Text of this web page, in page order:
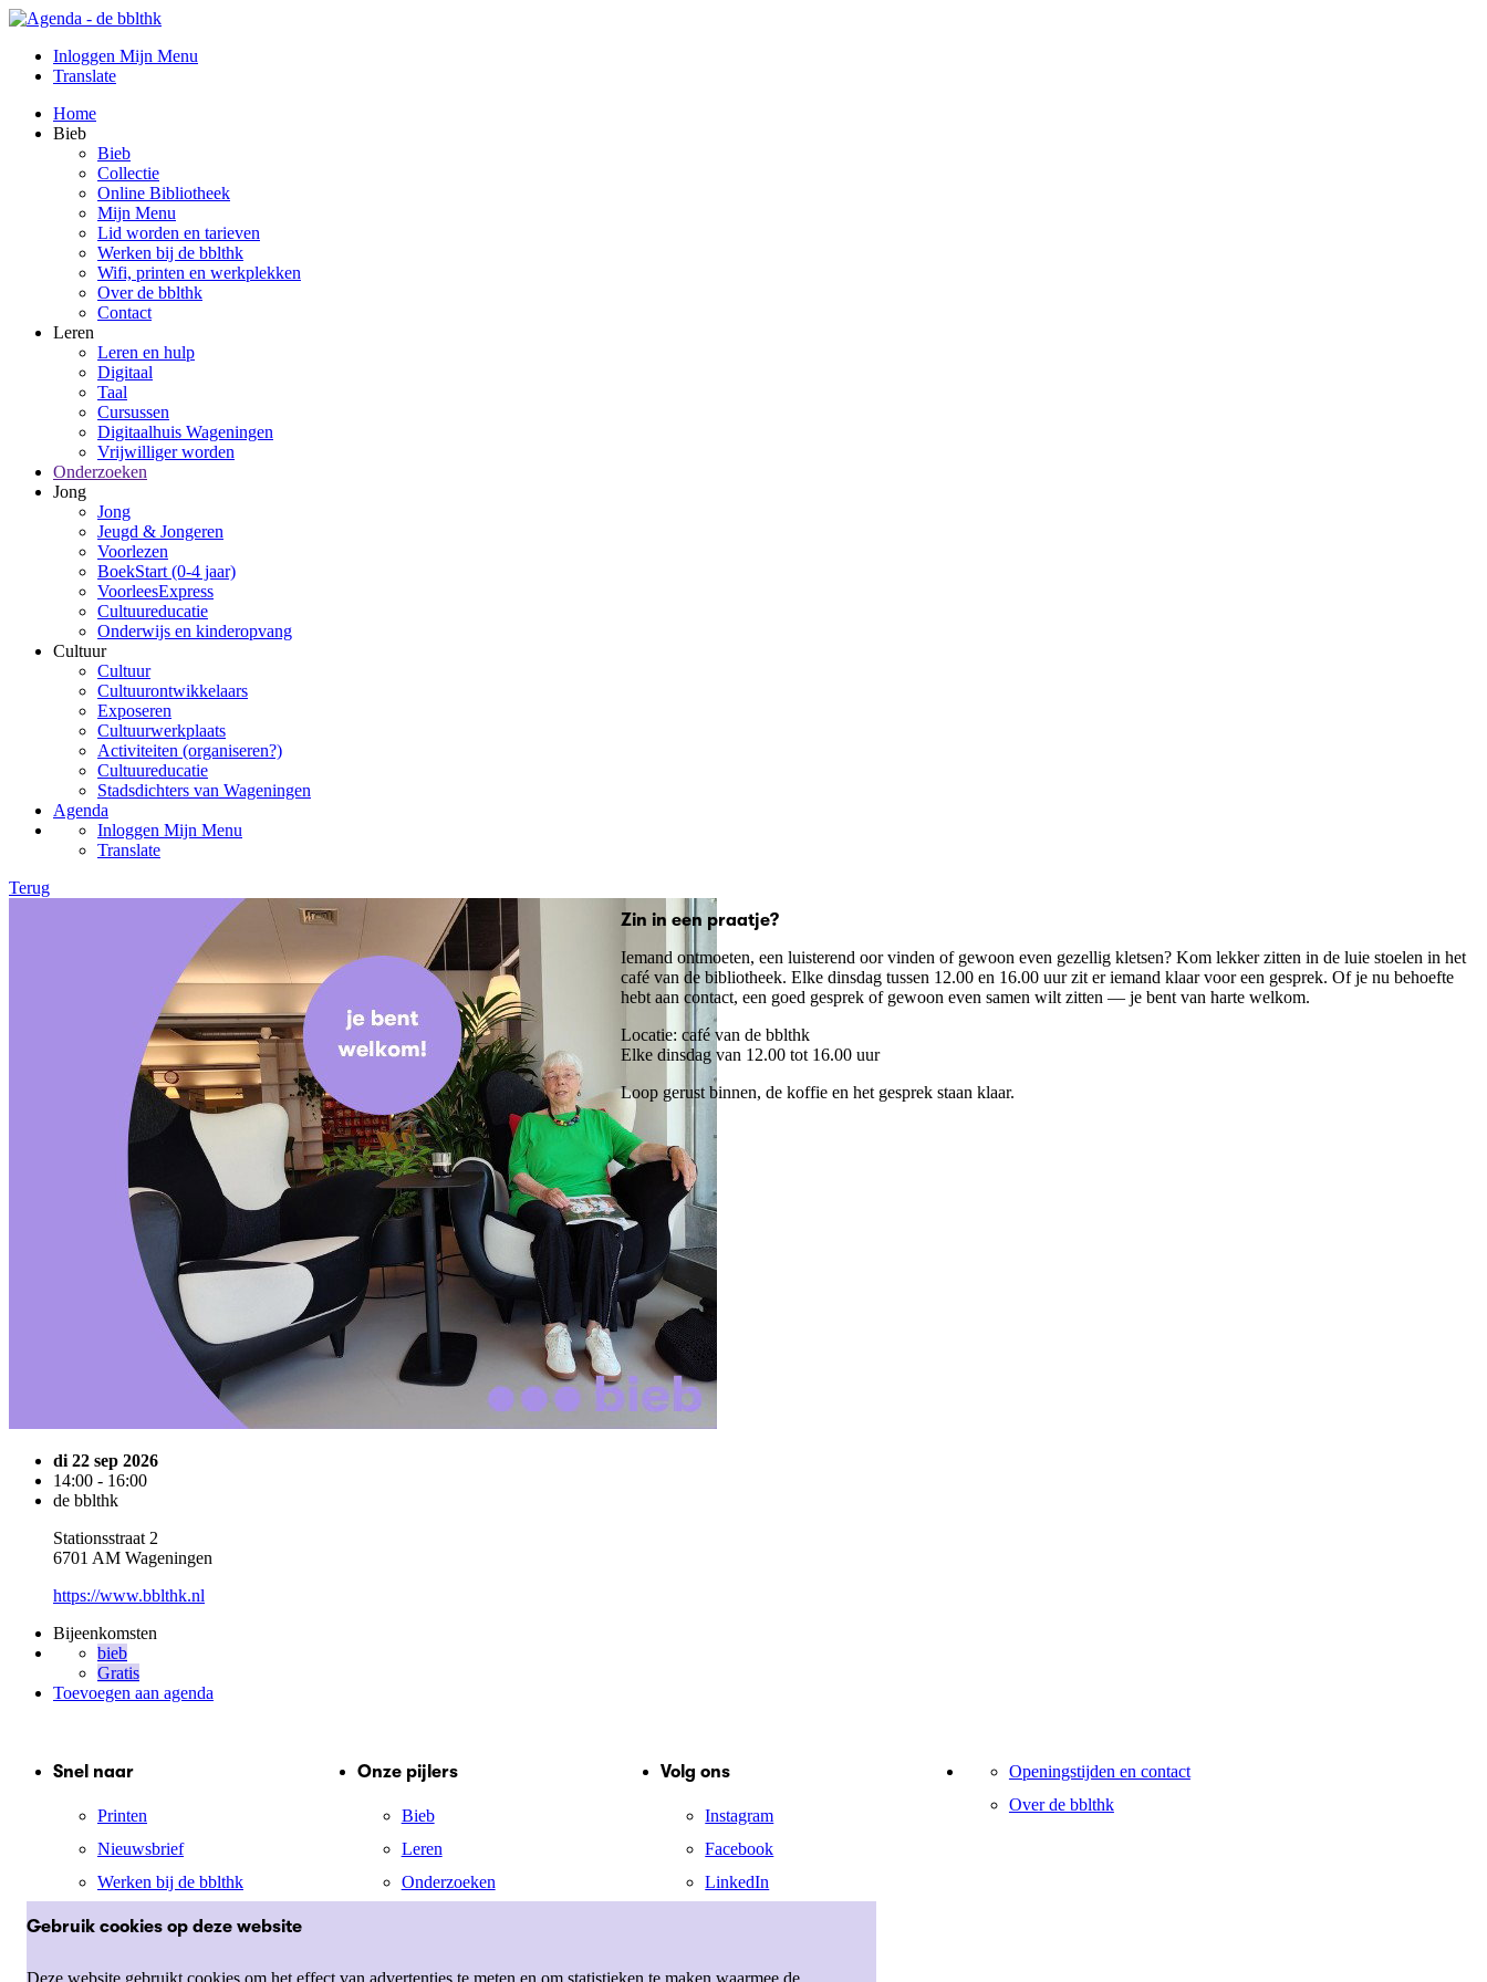
Gebruik cookies op deze website
Deze website gebruikt cookies om het effect van advertenties te meten en om statistieken te maken waarmee de
Inloggen Mijn Menu
Translate
Home
Bieb
Bieb
Collectie
Online Bibliotheek
Mijn Menu
Lid worden en tarieven
Werken bij de bblthk
Wifi, printen en werkplekken
Over de bblthk
Contact
Leren
Leren en hulp
Digitaal
Taal
Cursussen
Digitaalhuis Wageningen
Vrijwilliger worden
Onderzoeken
Jong
Jong
Jeugd & Jongeren
Voorlezen
BoekStart (0-4 jaar)
VoorleesExpress
Cultuureducatie
Onderwijs en kinderopvang
Cultuur
Cultuur
Cultuurontwikkelaars
Exposeren
Cultuurwerkplaats
Activiteiten (organiseren?)
Cultuureducatie
Stadsdichters van Wageningen
Agenda
Inloggen Mijn Menu
Translate
Terug
di 22 sep 2026
14:00 - 16:00
de bblthk
Stationsstraat 2
6701 AM Wageningen
https://www.bblthk.nl
Bijeenkomsten
bieb
Gratis
Toevoegen aan agenda
Zin in een praatje?
Iemand ontmoeten, een luisterend oor vinden of gewoon even gezellig kletsen? Kom lekker zitten in de luie stoelen in het
café van de bibliotheek. Elke dinsdag tussen 12.00 en 16.00 uur zit er iemand klaar voor een gesprek. Of je nu behoefte
hebt aan contact, een goed gesprek of gewoon even samen wilt zitten — je bent van harte welkom.
Locatie: café van de bblthk
Elke dinsdag van 12.00 tot 16.00 uur
Loop gerust binnen, de koffie en het gesprek staan klaar.
Snel naar
Printen
Nieuwsbrief
Werken bij de bblthk
Mijn menu
Onze pijlers
Bieb
Leren
Onderzoeken
Volg ons
Instagram
Facebook
LinkedIn
Openingstijden en contact
Over de bblthk